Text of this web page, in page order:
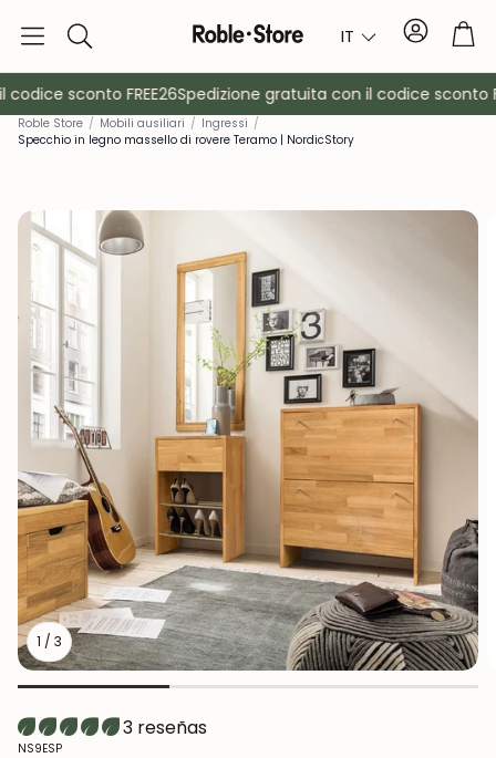
Ricerca IT Conto
Credenze
Armadietti
Appendiabiti Mobili
sconto FREE26Spedizione gratuita con il codice sconto
Roble Store / Mobili ausiliari / Ingressi /
Specchio in legno massello di rovere Teramo | NordicStory
1 / 3
3 reseñas
SKU:
NS9ESP